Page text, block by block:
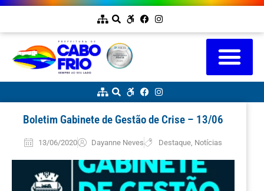
Boletim Gabinete de Gestão de Crise – 13/06
13/06/2020 Dayanne Neves Destaque Notícias